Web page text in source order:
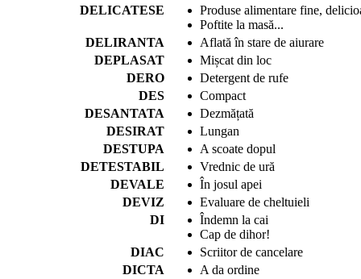
DELICATESE
Produse alimentare fine,
Poftite la masă...
DELIRANTA
Aflată în stare de aiurare
DEPLASAT
Mișcat din loc
DERO
Detergent de rufe
DES
Compact
DESANTATA
Dezmățată
DESIRAT
Lungan
DESTUPA
A scoate dopul
DETESTABIL
Vrednic de ură
DEVALE
În josul apei
DEVIZ
Evaluare de cheltuieli
DI
Îndemn la cai
Cap de dihor!
DIAC
Scriitor de cancelare
DICTA
A da ordine